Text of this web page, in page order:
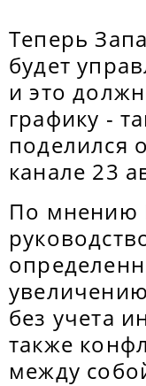
Теперь
будет
и это
графику -
поделился
канале 23
По мнению
без учета
также
между